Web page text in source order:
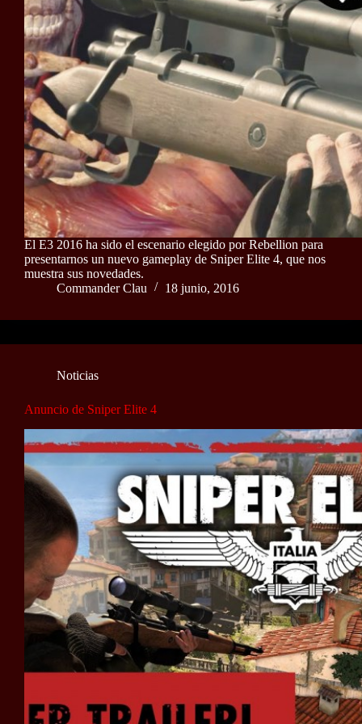
El E3 2016 ha sido el escenario elegido por Rebellion para
presentarnos un nuevo gameplay de Sniper Elite 4, que nos
muestra sus novedades.
Commander Clau
18 junio, 2016
Noticias
Anuncio de Sniper Elite 4